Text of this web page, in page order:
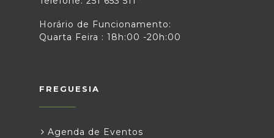
Horário de Funcionamento:
Quarta Feira : 18h:00 -20h:00
FREGUESIA
Agenda de Eventos